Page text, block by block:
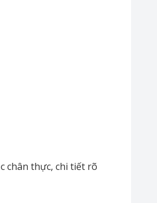
chân thực, chi tiết rõ